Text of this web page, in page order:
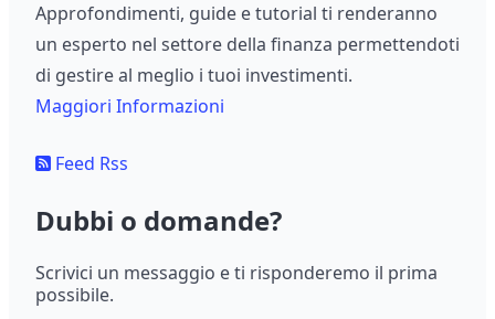
Approfondimenti, guide e tutorial ti renderanno
un esperto nel settore della finanza permettendoti
di gestire al meglio i tuoi investimenti.
Maggiori Informazioni
Feed Rss
Dubbi o domande?
Scrivici un messaggio e ti risponderemo il prima
possibile.